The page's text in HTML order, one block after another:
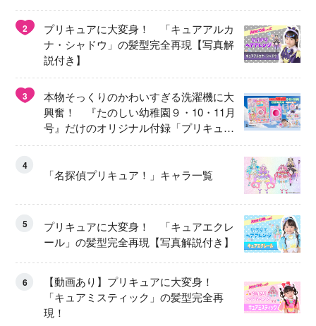
2
プリキュアに大変身！ 「キュアアルカ
ナ・シャドウ」の髪型完全再現【写真解
説付き】
3
本物そっくりのかわいすぎる洗濯機に大
興奮！ 『たのしい幼稚園９・10・11月
号』だけのオリジナル付録「プリキュ
ア くるくるせんたくき」
4
「名探偵プリキュア！」キャラ一覧
5
プリキュアに大変身！ 「キュアエクレ
ール」の髪型完全再現【写真解説付き】
6
【動画あり】プリキュアに大変身！
「キュアミスティック」の髪型完全再
現！